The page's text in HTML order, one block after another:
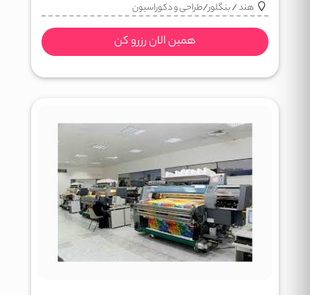
هند/بنگلور/طراحی و دکوراسیون
همین الان رزرو کن